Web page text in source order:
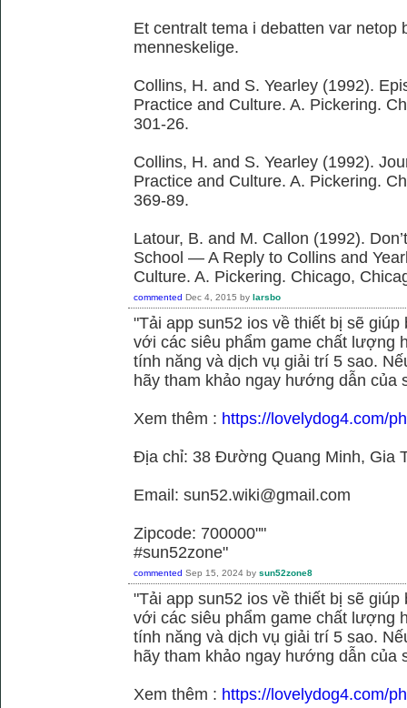
Et centralt tema i debatten var netop
menneskelige.
Collins, H. and S. Yearley (1992).
Practice and Culture. A. Pickering.
301-26.
Collins, H. and S. Yearley (1992).
Practice and Culture. A. Pickering.
369-89.
Latour, B. and M. Callon (1992).
School — A Reply to Collins and
Culture. A. Pickering. Chicago,
commented Dec 4, 2015 by larsbo
"Tải app sun52 ios về thiết bị sẽ
với các siêu phẩm game chất lượng
tính năng và dịch vụ giải trí 5 sao.
hãy tham khảo ngay hướng dẫn của
Xem thêm : https://lovelydog4.com/
Địa chỉ: 38 Đường Quang Minh, Gia
Email: sun52.wiki@gmail.com
Zipcode: 700000""
#sun52zone"
commented Sep 15, 2024 by sun52zone8
"Tải app sun52 ios về thiết bị sẽ
với các siêu phẩm game chất lượng
tính năng và dịch vụ giải trí 5 sao.
hãy tham khảo ngay hướng dẫn của
Xem thêm : https://lovelydog4.com/